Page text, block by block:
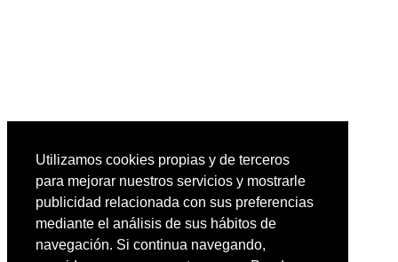
Utilizamos cookies propias y de terceros
para mejorar nuestros servicios y mostrarle
publicidad relacionada con sus preferencias
mediante el análisis de sus hábitos de
navegación. Si continua navegando,